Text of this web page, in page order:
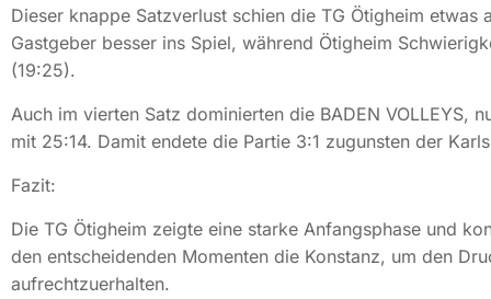
Dieser knappe Satzverlust schien die TG Ötigheim
Gastgeber besser ins Spiel, während Ötigheim
(19:25).
Auch im vierten Satz dominierten die BADEN VOLLEYS,
mit 25:14. Damit endete die Partie 3:1 zugunsten der
Fazit:
Die TG Ötigheim zeigte eine starke Anfangsphase und
den entscheidenden Momenten die Konstanz, um den
aufrechtzuerhalten.